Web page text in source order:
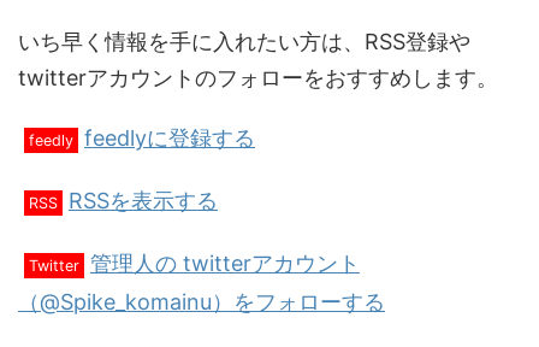
いち早く情報を手に入れたい方は、RSS登録や
twitterアカウントのフォローをおすすめします。
feedly feedlyに登録する
RSS RSSを表示する
Twitter 管理人の twitterアカウント
（@Spike_komainu）をフォローする